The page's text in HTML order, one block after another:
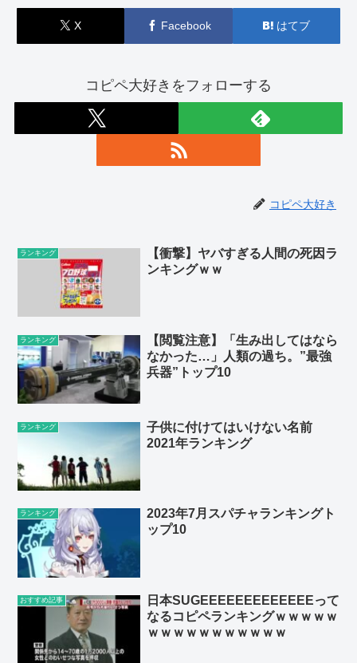
X Facebook はてブ
コピペ大好きをフォローする
コピペ大好き
ランキング
【衝撃】ヤバすぎる人間の死因ラ
ンキングｗｗ
ランキング
【閲覧注意】「生み出してはなら
なかった…」人類の過ち。”最強
兵器”トップ10
ランキング
子供に付けてはいけない名前
2021年ランキング
ランキング
2023年7月スパチャランキングト
ップ10
おすすめ記事
日本SUGEEEEEEEEEEEEEって
なるコピペランキングｗｗｗｗｗ
ｗｗｗｗｗｗｗｗｗｗｗ